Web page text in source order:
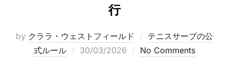
行
by クララ・ウェストフィールド
テニスサーブの公
式ルール
Posted
30/03/2026 No Comments